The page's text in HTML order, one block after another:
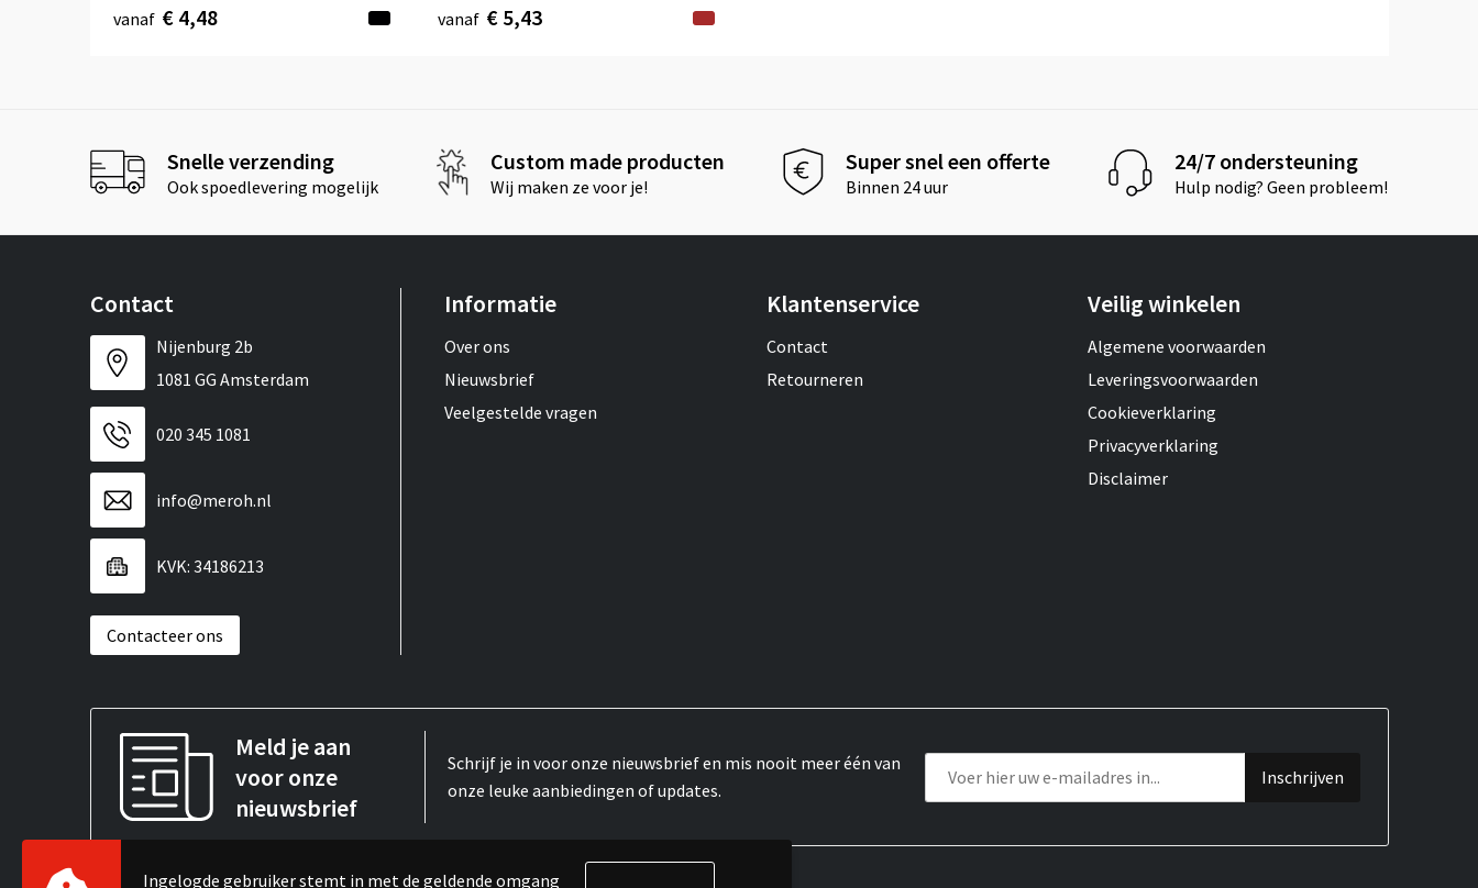
vanaf € 4,48 vanaf € 5,43
Snelle verzending
Ook spoedlevering mogelijk
Custom made producten
Wij maken ze voor je!
Super snel een offerte
Binnen 24 uur
24/7 ondersteuning
Hulp nodig? Geen probleem!
Contact
Nijenburg 2b
1081 GG Amsterdam
020 345 1081
info@meroh.nl
KVK: 34186213
Contacteer ons
Informatie
Over ons
Nieuwsbrief
Veelgestelde vragen
Klantenservice
Contact
Retourneren
Veilig winkelen
Algemene voorwaarden
Leveringsvoorwaarden
Cookieverklaring
Privacyverklaring
Disclaimer
Meld je aan
voor onze
nieuwsbrief
Schrijf je in voor onze nieuwsbrief en mis nooit meer één van
onze leuke aanbiedingen of updates.
Ingelogde gebruiker stemt in met de geldende omgang